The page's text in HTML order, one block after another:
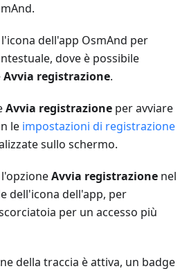
l'icona dell'app OsmAnd per
dove è possibile
Avvia registrazione.
Avvia registrazione per avviare
le impostazioni di registrazione
sullo schermo.
l'opzioneAvvia registrazione nel
dell'icona dell'app, per
per un accesso più
della traccia è attiva, un badge